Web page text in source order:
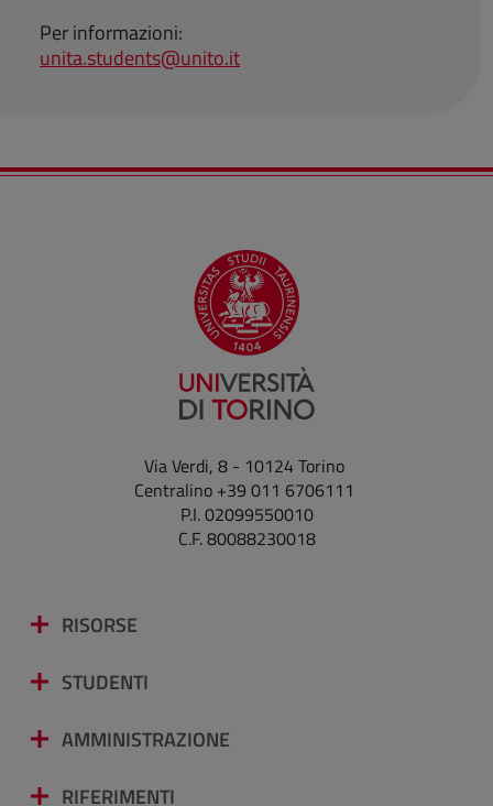
Per informazioni:
unita.students@unito.it
Via Verdi, 8 - 10124 Torino
Centralino +39 011 6706111
P.I. 02099550010
C.F. 80088230018
RISORSE
STUDENTI
AMMINISTRAZIONE
RIFERIMENTI